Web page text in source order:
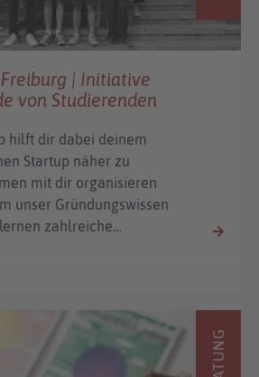
| Initiative
von Studierenden
hilft dir dabei deinem
Startup näher zu
mit dir organisieren
unser Gründungswissen
zahlreiche…